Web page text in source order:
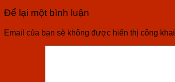
Để lại một bình luận
Email của bạn sẽ không được hiển thị công khai.